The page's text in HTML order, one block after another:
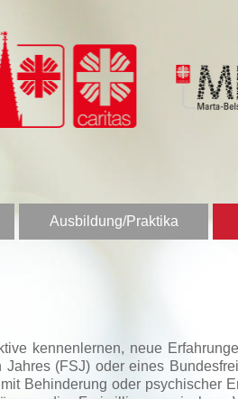
Ausbildung/Praktika
kennenlernen, neue
(FSJ) oder eines
Behinderung oder psychischer